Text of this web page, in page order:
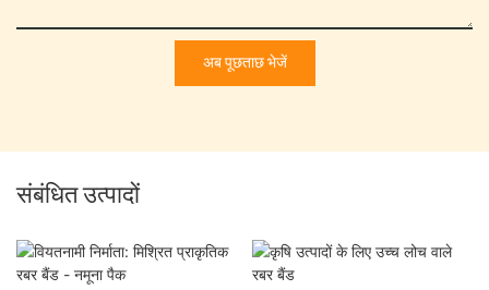
अब पूछताछ भेजें
संबंधित उत्पादों